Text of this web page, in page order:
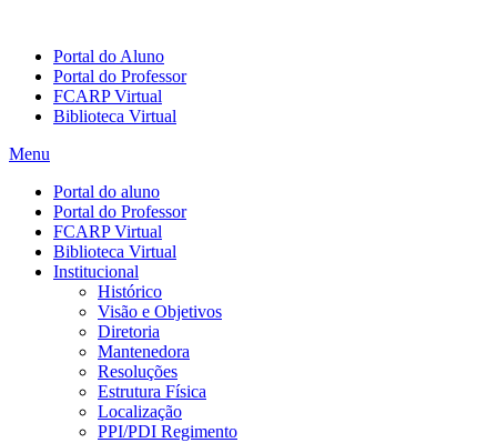
Portal do Aluno
Portal do Professor
FCARP Virtual
Biblioteca Virtual
Menu
Portal do aluno
Portal do Professor
FCARP Virtual
Biblioteca Virtual
Institucional
Histórico
Visão e Objetivos
Diretoria
Mantenedora
Resoluções
Estrutura Física
Localização
PPI/PDI Regimento